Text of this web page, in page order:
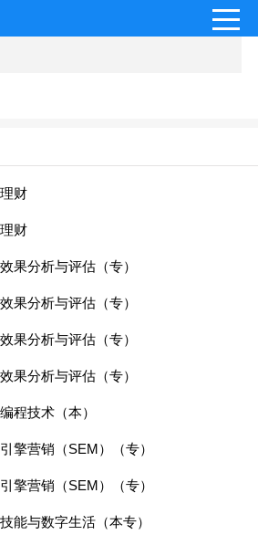
财
财
果分析与评估（专）
果分析与评估（专）
果分析与评估（专）
果分析与评估（专）
程技术（本）
擎营销（SEM）（专）
擎营销（SEM）（专）
能与数字生活（本专）